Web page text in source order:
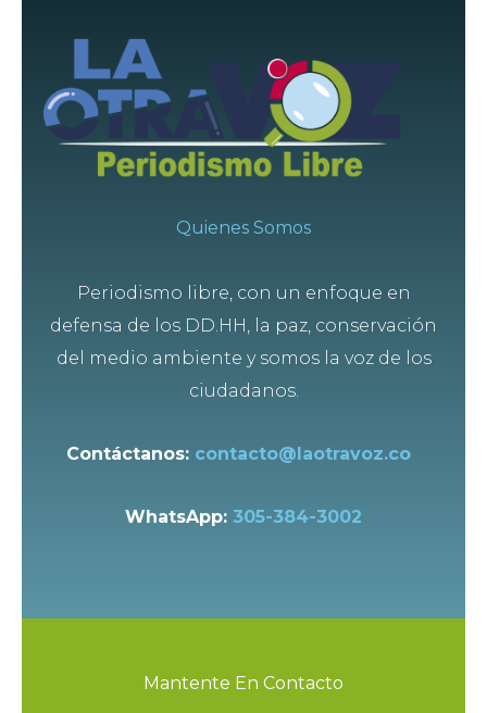
Quienes Somos
Periodismo libre, con un enfoque en
defensa de los DD.HH, la paz, conservación
del medio ambiente y somos la voz de los
ciudadanos.
Contáctanos: contacto@laotravoz.co
WhatsApp: 305-384-3002
Mantente En Contacto